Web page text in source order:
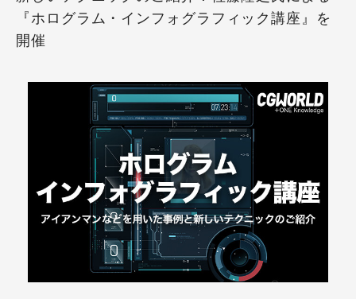
『ホログラム・インフォグラフィック講座』を
開催